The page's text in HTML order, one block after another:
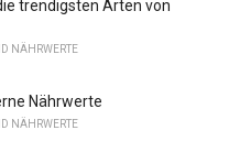
trendigsten Arten von
NÄHRWERTE
Nährwerte
NÄHRWERTE